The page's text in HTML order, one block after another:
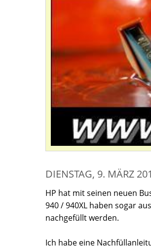
DIENSTAG, 9. MÄRZ
HP hat mit seinen neuen
940 / 940XL haben sogar
nachgefüllt werden.
Ich habe eine